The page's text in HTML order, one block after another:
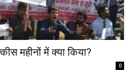
महीनों में क्या किया?
0